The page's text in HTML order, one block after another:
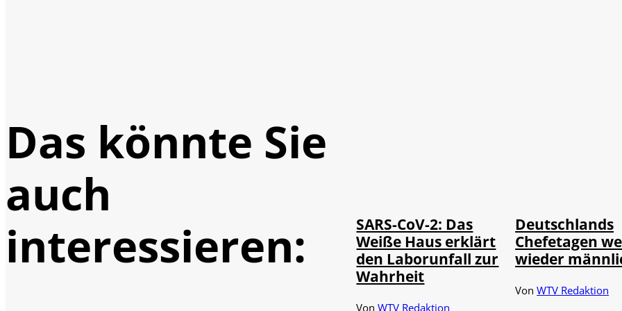
Das könnte Sie
auch
interessieren:
SARS-CoV-2: Das
Weiße Haus erklärt
den Laborunfall zur
Wahrheit
VonWTV Redaktion
Deutschlands
Chefetagen
wieder
VonWTV Redaktion